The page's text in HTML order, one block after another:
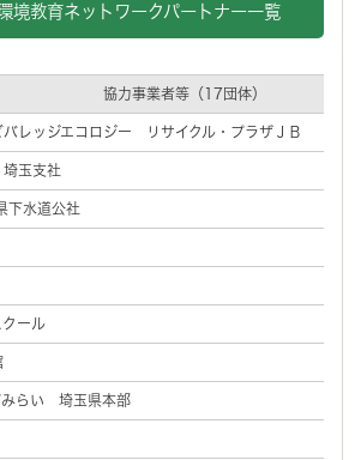
教育ネットワークパートナー一覧
協力事業者等（17団体）
レッジエコロジー リサイクル・プラザＪＢ
玉支社
下水道公社
クール
みらい 埼玉県本部